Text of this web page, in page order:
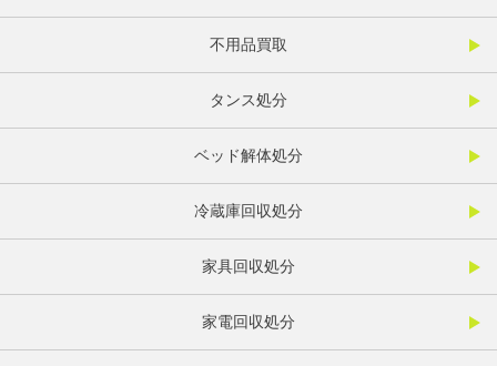
不用品買取
タンス処分
ベッド解体処分
冷蔵庫回収処分
家具回収処分
家電回収処分